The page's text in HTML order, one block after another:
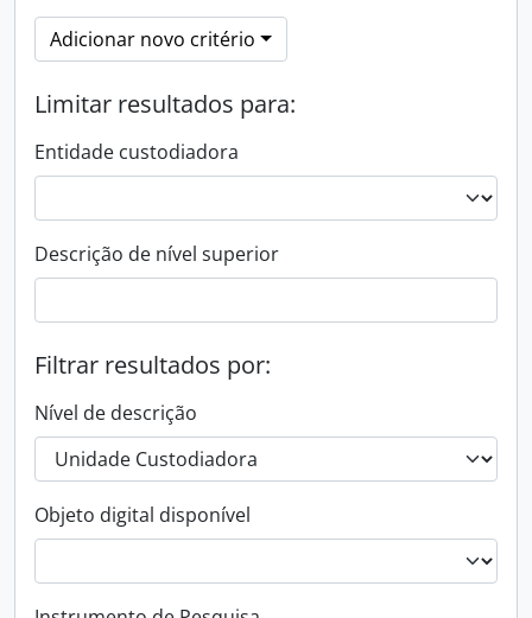
Adicionar novo critério
Limitar resultados para:
Entidade custodiadora
Descrição de nível superior
Filtrar resultados por:
Nível de descrição
Objeto digital disponível